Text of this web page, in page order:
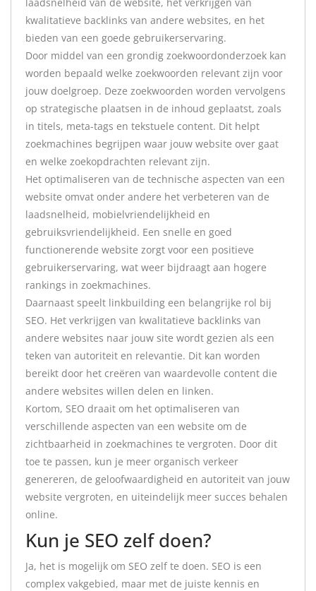
kwalitatieve backlinks van andere websites, en het
bieden van een goede gebruikerservaring.
Door middel van een grondig zoekwoordonderzoek kan
worden bepaald welke zoekwoorden relevant zijn voor
jouw doelgroep. Deze zoekwoorden worden vervolgens
op strategische plaatsen in de inhoud geplaatst, zoals
in titels, meta-tags en tekstuele content. Dit helpt
zoekmachines begrijpen waar jouw website over gaat
en welke zoekopdrachten relevant zijn.
Het optimaliseren van de technische aspecten van een
website omvat onder andere het verbeteren van de
laadsnelheid, mobielvriendelijkheid en
gebruiksvriendelijkheid. Een snelle en goed
functionerende website zorgt voor een positieve
gebruikerservaring, wat weer bijdraagt aan hogere
rankings in zoekmachines.
Daarnaast speelt linkbuilding een belangrijke rol bij
SEO. Het verkrijgen van kwalitatieve backlinks van
andere websites naar jouw site wordt gezien als een
teken van autoriteit en relevantie. Dit kan worden
bereikt door het creëren van waardevolle content die
andere websites willen delen en linken.
Kortom, SEO draait om het optimaliseren van
verschillende aspecten van een website om de
zichtbaarheid in zoekmachines te vergroten. Door dit
toe te passen, kun je meer organisch verkeer
genereren, de geloofwaardigheid en autoriteit van jouw
website vergroten, en uiteindelijk meer succes behalen
online.
Kun je SEO zelf doen?
Ja, het is mogelijk om SEO zelf te doen. SEO is een
complex vakgebied, maar met de juiste kennis en